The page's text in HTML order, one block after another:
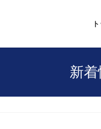
新着